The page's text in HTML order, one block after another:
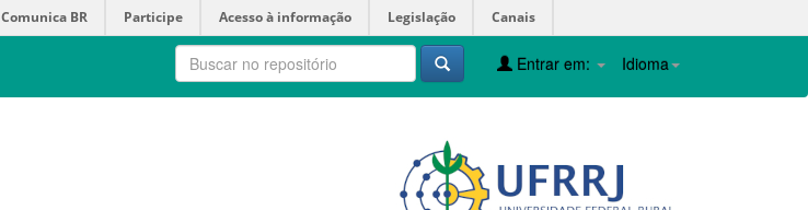
Comunica BR Participe Acesso à informação Legislação Canais
Idioma
Entrar em: